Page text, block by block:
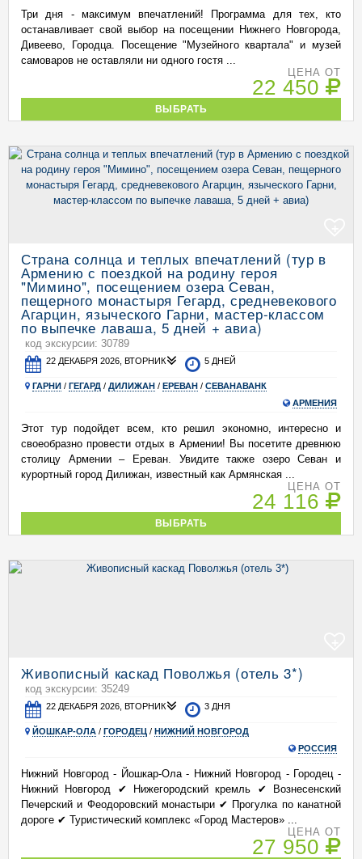
Три дня - максимум впечатлений! Программа для тех, кто
останавливает свой выбор на посещении Нижнего Новгорода,
Дивеево, Городца. Посещение "Музейного квартала" и музей
самоваров не оставляли ни одного гостя ...
ЦЕНА ОТ
22 450
ВЫБРАТЬ
Страна солнца и теплых впечатлений (тур в
Армению с поездкой на родину героя
"Мимино", посещением озера Севан,
пещерного монастыря Гегард, средневекового
Агарцин, языческого Гарни, мастер-классом
по выпечке лаваша, 5 дней + авиа)
код экскурсии: 30789
22 ДЕКАБРЯ 2026, ВТОРНИК 5 ДНЕЙ
ГАРНИ / ГЕГАРД / ДИЛИЖАН / ЕРЕВАН / СЕВАНАВАНК
АРМЕНИЯ
Этот тур подойдет всем, кто решил экономно, интересно и
своеобразно провести отдых в Армении! Вы посетите древнюю
столицу Армении – Ереван. Увидите также озеро Севан и
курортный город Дилижан, известный как Армянская ...
ЦЕНА ОТ
24 116
ВЫБРАТЬ
Живописный каскад Поволжья (отель 3*)
код экскурсии: 35249
22 ДЕКАБРЯ 2026, ВТОРНИК 3 ДНЯ
ЙОШКАР-ОЛА / ГОРОДЕЦ / НИЖНИЙ НОВГОРОД
РОССИЯ
Нижний Новгород - Йошкар-Ола - Нижний Новгород - Городец -
Нижний Новгород ✔ Нижегородский кремль ✔ Вознесенский
Печерский и Феодоровский монастыри ✔ Прогулка по канатной
дороге ✔ Туристический комплекс «Город Мастеров» ...
ЦЕНА ОТ
27 950